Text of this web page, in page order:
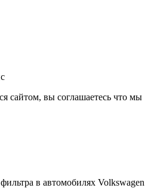
сайтом, вы соглашаетесь что мы
в автомобилях Volkswagen